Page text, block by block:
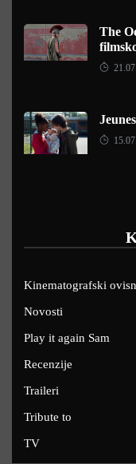
The
Kinematografski
Novosti
Play it again Sam
Recenzije
Traileri
Tribute to
TV